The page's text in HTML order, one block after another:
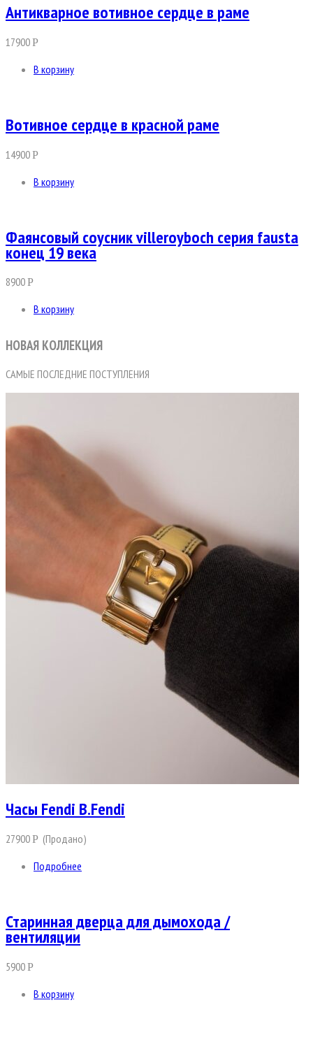
Антикварное вотивное сердце в раме
17900Р
В корзину
Вотивное сердце в красной раме
14900Р
В корзину
Фаянсовый соусник villeroyboch серия fausta
конец 19 века
8900Р
В корзину
НОВАЯ КОЛЛЕКЦИЯ
САМЫЕ ПОСЛЕДНИЕ ПОСТУПЛЕНИЯ
Часы Fendi B.Fendi
27900Р (Продано)
Подробнее
Старинная дверца для дымохода /
вентиляции
5900Р
В корзину